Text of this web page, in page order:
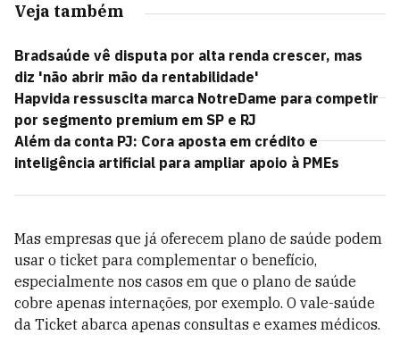
Veja também
Bradsaúde vê disputa por alta renda crescer, mas
diz 'não abrir mão da rentabilidade'
Hapvida ressuscita marca NotreDame para competir
por segmento premium em SP e RJ
Além da conta PJ: Cora aposta em crédito e
inteligência artificial para ampliar apoio à PMEs
Mas empresas que já oferecem plano de saúde podem
usar o ticket para complementar o benefício,
especialmente nos casos em que o plano de saúde
cobre apenas internações, por exemplo. O vale-saúde
da Ticket abarca apenas consultas e exames médicos.